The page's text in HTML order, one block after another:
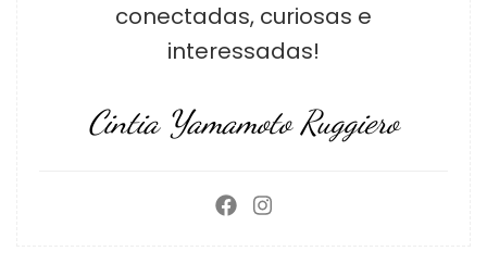
conectadas, curiosas e
interessadas!
Cintia Yamamoto Ruggiero